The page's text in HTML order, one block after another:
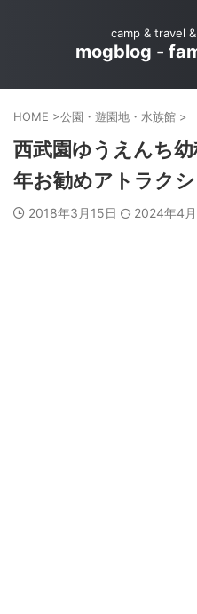
camp & travel
mogblog -
HOME >公園・遊園地・水族館 >
西武園ゆうえんち
年お勧めアトラク
2018年3月15日 2024年4